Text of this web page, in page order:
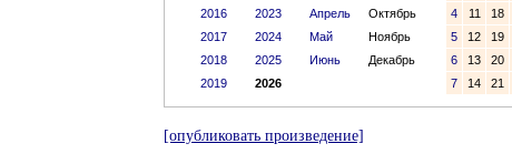
2016
2017
2018
2019
2023
2024
2025
2026
Апрель
Октябрь
Май
Ноябрь
Июнь
Декабрь
4
11 18
5
12 19
6
13 20
7
14 21
[опубликовать произведение]